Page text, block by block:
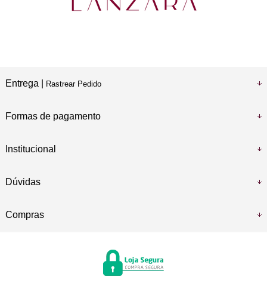
Entrega | Rastrear Pedido
Formas de pagamento
Institucional
Dúvidas
Compras